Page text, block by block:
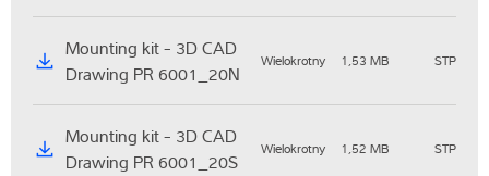
Mounting kit - 3D CAD
Drawing PR 6001_20N
Wielokrotny 1,53 MB STP
Mounting kit - 3D CAD
Drawing PR 6001_20S
Wielokrotny 1,52 MB STP